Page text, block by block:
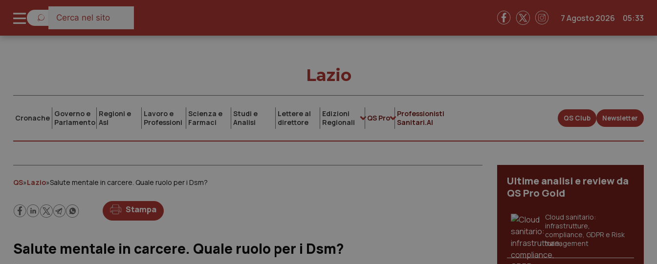
7 Agosto 2026 05:33
Lazio
Cronache Governo e
Parlamento
Regioni e
Asl
Lavoro e
Professioni
Scienza e
Farmaci
Studi e
Analisi
Lettere al
direttore
Edizioni
Regionali
QS Pro
Professionisti
Sanitari.AI
QS Club Newsletter
QS»Lazio»Salute mentale in carcere. Quale ruolo per i Dsm?
Stampa
Salute mentale in carcere. Quale ruolo per i Dsm?
Ultime analisi e review da
QS Pro Gold
Cloud sanitario:
infrastrutture,
compliance, GDPR e Risk
management